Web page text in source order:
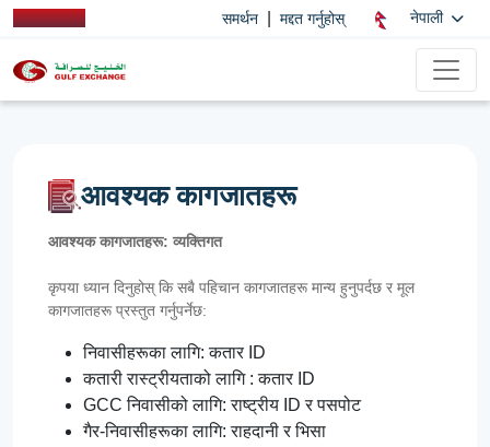
समर्थन मद्दत गर्नुहोस् नेपाली
आवश्यक कागजातहरू
आवश्यक कागजातहरू: व्यक्तिगत
कृपया ध्यान दिनुहोस् कि सबै पहिचान कागजातहरू मान्य हुनुपर्दछ र मूल
कागजातहरू प्रस्तुत गर्नुपर्नेछ:
निवासीहरूका लागि: कतार ID
कतारी रास्ट्रीयताको लागि : कतार ID
GCC निवासीको लागि: राष्ट्रीय ID र पसपोट
गैर-निवासीहरूका लागि: राहदानी र भिसा